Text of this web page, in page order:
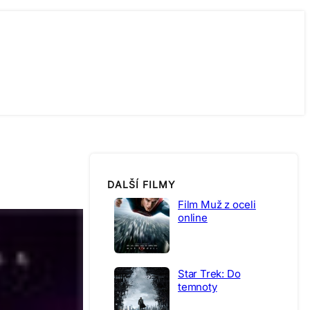
DALŠÍ FILMY
Film Muž z oceli
online
Star Trek: Do
temnoty